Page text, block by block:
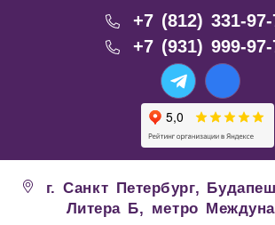
+7 (812) 331-97-
+7 (931) 999-97-
г. Санкт Петербург,
Литера Б, метро